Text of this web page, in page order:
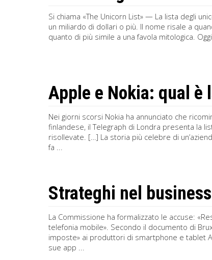
Si chiama «The Unicorn List» — La lista degli
un miliardo di dollari o più. Il nome risale a
quanto di più simile a una favola mitologica.
Apple e Nokia: qual
Nei giorni scorsi Nokia ha annunciato che
finlandese, il Telegraph di Londra presenta la
risollevate. […] La storia più celebre di
fa ...
Strateghi nel
La Commissione ha formalizzato le accuse:
telefonia mobile». Secondo il documento di
imposte» ai produttori di smartphone e tablet
sue app ...